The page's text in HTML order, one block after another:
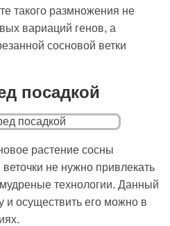
такого размножения не
вариаций генов, а
сосновой ветки
посадкой
растение сосны
не нужно привлекать
технологии. Данный
и осуществить его можно в